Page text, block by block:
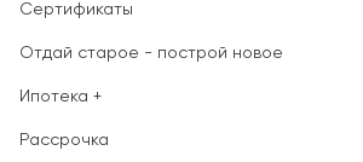
Сертификаты
Отдай старое - построй новое
Ипотека +
Рассрочка